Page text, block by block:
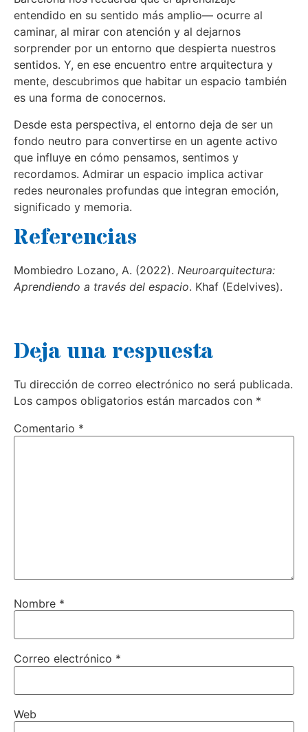
entendido en su sentido más amplio— ocurre al
caminar, al mirar con atención y al dejarnos
sorprender por un entorno que despierta nuestros
sentidos. Y, en ese encuentro entre arquitectura y
mente, descubrimos que habitar un espacio también
es una forma de conocernos.
Desde esta perspectiva, el entorno deja de ser un
fondo neutro para convertirse en un agente activo
que influye en cómo pensamos, sentimos y
recordamos. Admirar un espacio implica activar
redes neuronales profundas que integran emoción,
significado y memoria.
Referencias
Mombiedro Lozano, A. (2022). Neuroarquitectura:
Aprendiendo a través del espacio. Khaf (Edelvives).
Deja una respuesta
Tu dirección de correo electrónico no será publicada.
Los campos obligatorios están marcados con *
Comentario *
Nombre *
Correo electrónico *
Web